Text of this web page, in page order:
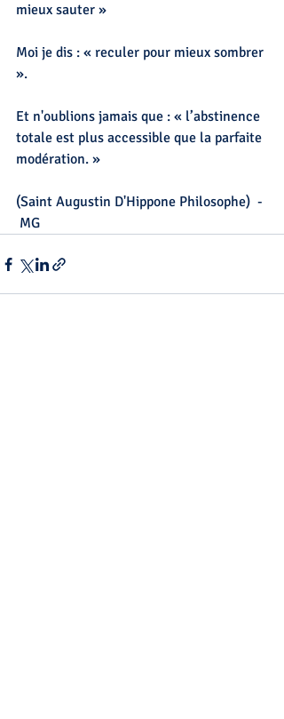
mieux sauter »
Moi je dis : « reculer pour mieux sombrer
».
Et n'oublions jamais que : « l’abstinence
totale est plus accessible que la parfaite
modération. »
(Saint Augustin D'Hippone Philosophe)  -
MG